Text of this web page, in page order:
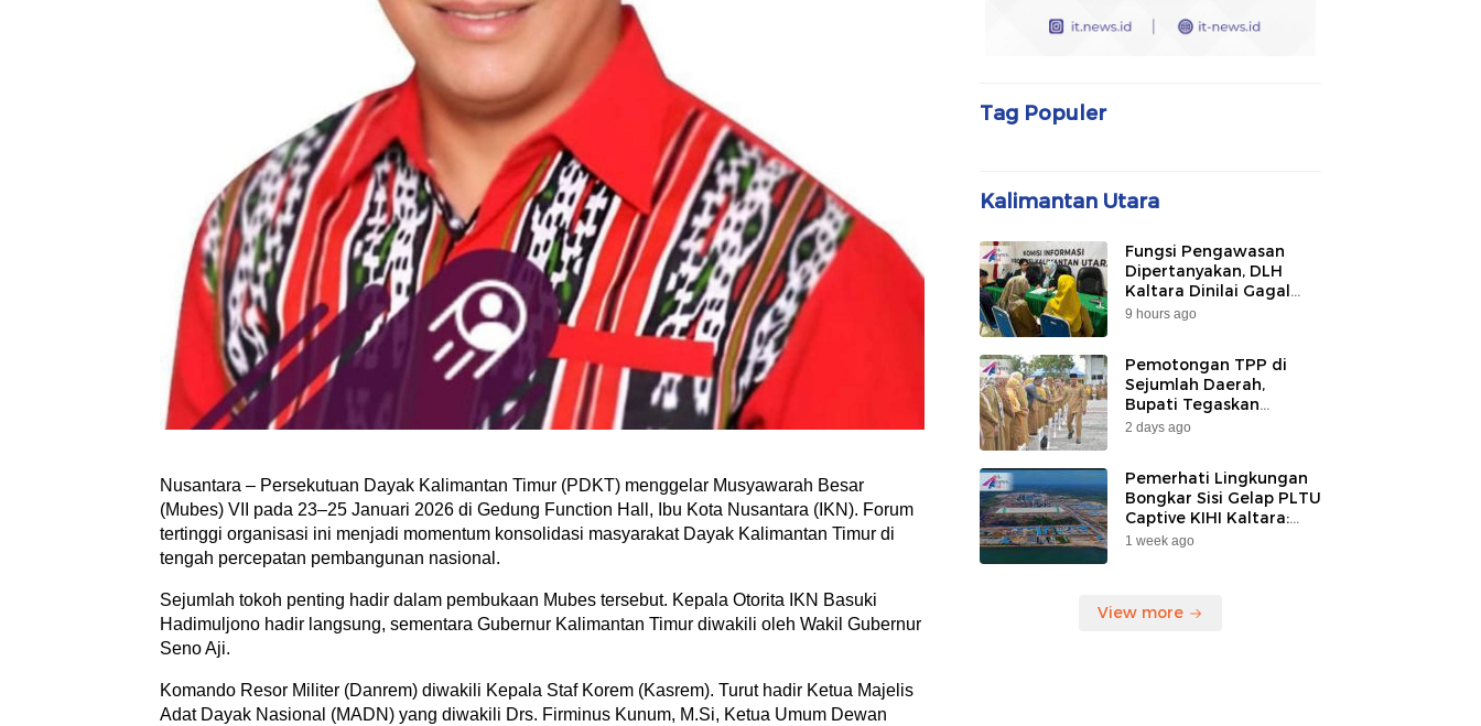
Nusantara – Persekutuan Dayak Kalimantan Timur (PDKT) menggelar Musyawarah Besar
(Mubes) VII pada 23–25 Januari 2026 di Gedung Function Hall, Ibu Kota Nusantara (IKN). Forum
tertinggi organisasi ini menjadi momentum konsolidasi masyarakat Dayak Kalimantan Timur di
tengah percepatan pembangunan nasional.
Sejumlah tokoh penting hadir dalam pembukaan Mubes tersebut. Kepala Otorita IKN Basuki
Hadimuljono hadir langsung, sementara Gubernur Kalimantan Timur diwakili oleh Wakil Gubernur
Seno Aji.
Komando Resor Militer (Danrem) diwakili Kepala Staf Korem (Kasrem). Turut hadir Ketua Majelis
Adat Dayak Nasional (MADN) yang diwakili Drs. Firminus Kunum, M.Si, Ketua Umum Dewan
Tag Populer
Kalimantan Utara
Fungsi Pengawasan
Dipertanyakan, DLH
Kaltara Dinilai Gagal
Awasi PLTU Captive dan
9 hours ago
Pemotongan TPP di
Sejumlah Daerah,
Bupati Tegaskan
Bulungan Belum
2 days ago
Pemerhati Lingkungan
Bongkar Sisi Gelap PLTU
Captive KIHI Kaltara:
“Industri Hijau Hanya
1 week ago
View more